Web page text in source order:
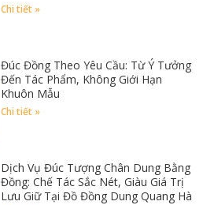
Chi tiết »
Đúc Đồng Theo Yêu Cầu: Từ Ý Tưởng
Đến Tác Phẩm, Không Giới Hạn
Khuôn Mẫu
Chi tiết »
Dịch Vụ Đúc Tượng Chân Dung Bằng
Đồng: Chế Tác Sắc Nét, Giàu Giá Trị
Lưu Giữ Tại Đồ Đồng Dung Quang Hà